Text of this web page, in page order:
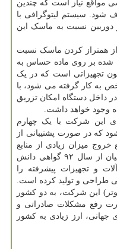
مواقع نیاز است که چندین
شود. سیستم لیتوگرافی با
و دوربین نسبت به ماسک این
همتراز کردن ماسک نسبت
شده بر روی ماده حساس به
تجهیزاتی است که در یک
به کار گرفته می شود، با
داخل دستگاه امکان تزریق
وجود خواهد داشت.
این شرکت با یک چهارم
که در صورت پشتیبانی از
خروج میزان زیادی از منابع
ارزی کشور شود. این شرکت دانش بنیان از سال ۹۲ گواهی دانش
و تجهیزات پیشرفته را
این شرکت، به دو کشور
رفع مشکلات صادراتی و
جهانی، ارز زیادی به کشور